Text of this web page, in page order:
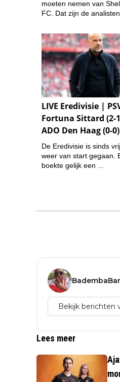
Bekijk berichten
Lees meer